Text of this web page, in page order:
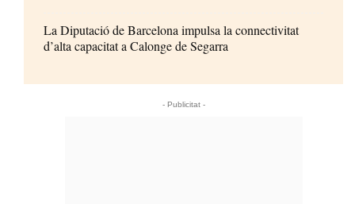
La Diputació de Barcelona impulsa la connectivitat
d’alta capacitat a Calonge de Segarra
- Publicitat -